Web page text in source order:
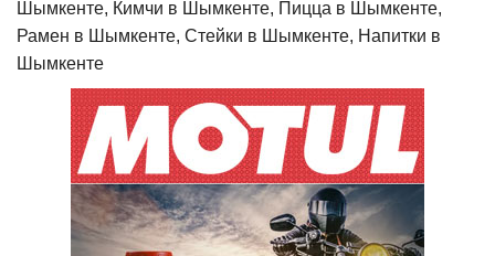
Шымкенте, Кимчи в Шымкенте, Пицца в Шымкенте,
Рамен в Шымкенте, Стейки в Шымкенте, Напитки в
Шымкенте